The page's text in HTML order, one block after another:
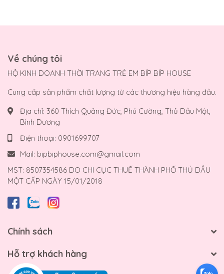
Về chúng tôi
HỘ KINH DOANH THỜI TRANG TRẺ EM BÍP BÍP HOUSE
Cung cấp sản phẩm chất lượng từ các thương hiệu hàng đầu.
Địa chỉ: 360 Thích Quảng Đức, Phú Cường, Thủ Dầu Một,
Bình Dương
Điện thoại: 0901699707
Mail: bipbiphouse.com@gmail.com
MST: 8507354586 DO CHI CỤC THUẾ THÀNH PHỐ THỦ DẦU
MỘT CẤP NGÀY 15/01/2018
Chính sách
Hỗ trợ khách hàng